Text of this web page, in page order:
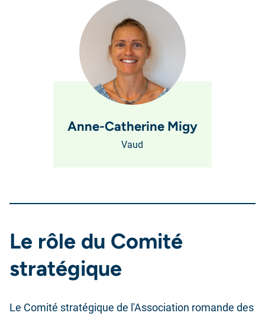
Anne-Catherine Migy
Vaud
Le rôle du Comité
stratégique
Le Comité stratégique de l'Association romande des